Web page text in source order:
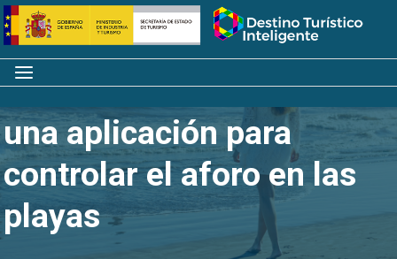
Saltar
al
contenido
Inicio
Menú
La Costa del Sol activa
una aplicación para
controlar el aforo en las
playas